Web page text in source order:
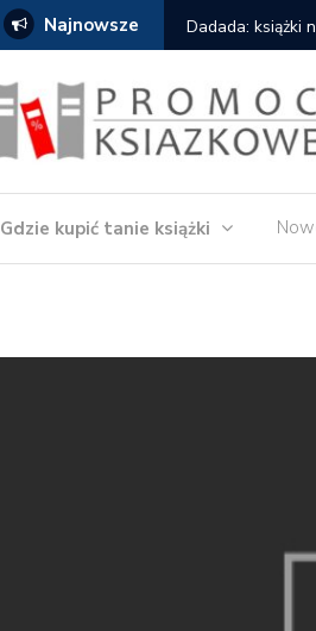
Najnowsze Dadada: książki
Gdzie kupić tanie książki